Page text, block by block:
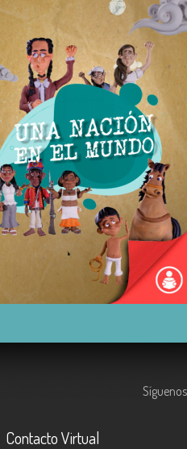
Síguenos
Contacto Virtual